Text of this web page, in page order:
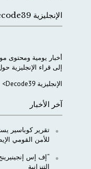
الإنجليزية Decode39
أخبار يومية ومحتوى
إلى قراء الإنجليزية
الإنجليزية Decode39>
آخر الأخبار
تقرير كوباسير
للأمن القومي
“إف إس
التنزانية